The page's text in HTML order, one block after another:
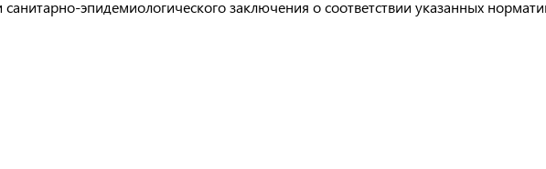
эпидемиологического заключения о соответствии указанных